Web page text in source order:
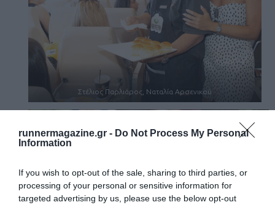
runnermagazine.gr - Do Not Process My Personal
Information
If you wish to opt-out of the sale, sharing to third parties, or
processing of your personal or sensitive information for
targeted advertising by us, please use the below opt-out
Στέλιος Παρλιάρος, Ναταλία Αρσενικού